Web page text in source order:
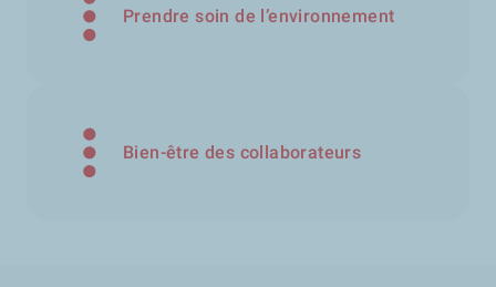
Prendre soin de l’environnement
Bien-être des collaborateurs